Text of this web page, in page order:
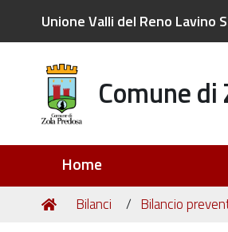
Unione Valli del Reno Lavino
Comune
Home
Tu
Home
Bilanci Bilancio